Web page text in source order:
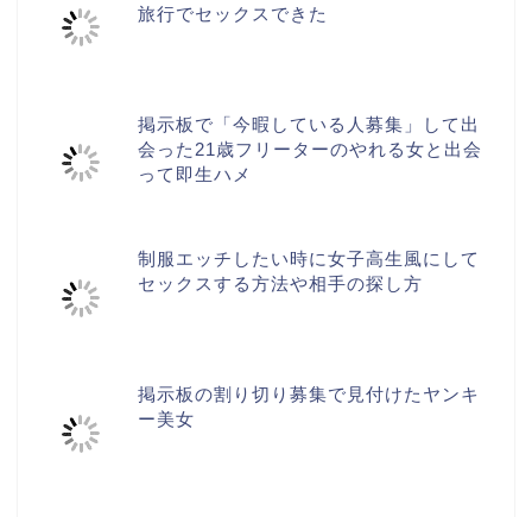
旅行でセックスできた
掲示板で「今暇している人募集」して出
会った21歳フリーターのやれる女と出会
って即生ハメ
制服エッチしたい時に女子高生風にして
セックスする方法や相手の探し方
掲示板の割り切り募集で見付けたヤンキ
ー美女